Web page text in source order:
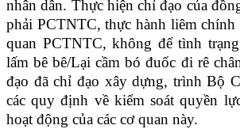
nhân dân. Thực hiện chỉ đạo của
phải PCTNTC, thực hành liêm chính
quan PCTNTC, không để tình
lấm bê bê/Lại cầm bó đuốc đi rê
đạo đã chỉ đạo xây dựng, trình Bộ
các quy định về kiểm soát quyền
hoạt động của các cơ quan này.